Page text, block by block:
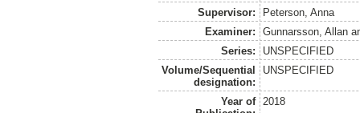
Supervisor:
Peterson, Anna
Examiner:
Gunnarsson, Allan
Series:
UNSPECIFIED
Volume/Sequential
designation:
UNSPECIFIED
Year of
2018